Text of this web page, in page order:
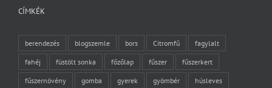
CÍMKÉK
berendezés blogszemle bors Citromfű fagylalt
fahéj füstölt sonka főzőlap fűszer fűszerkert
fűszernövény gomba gyerek gyömbér húsleves